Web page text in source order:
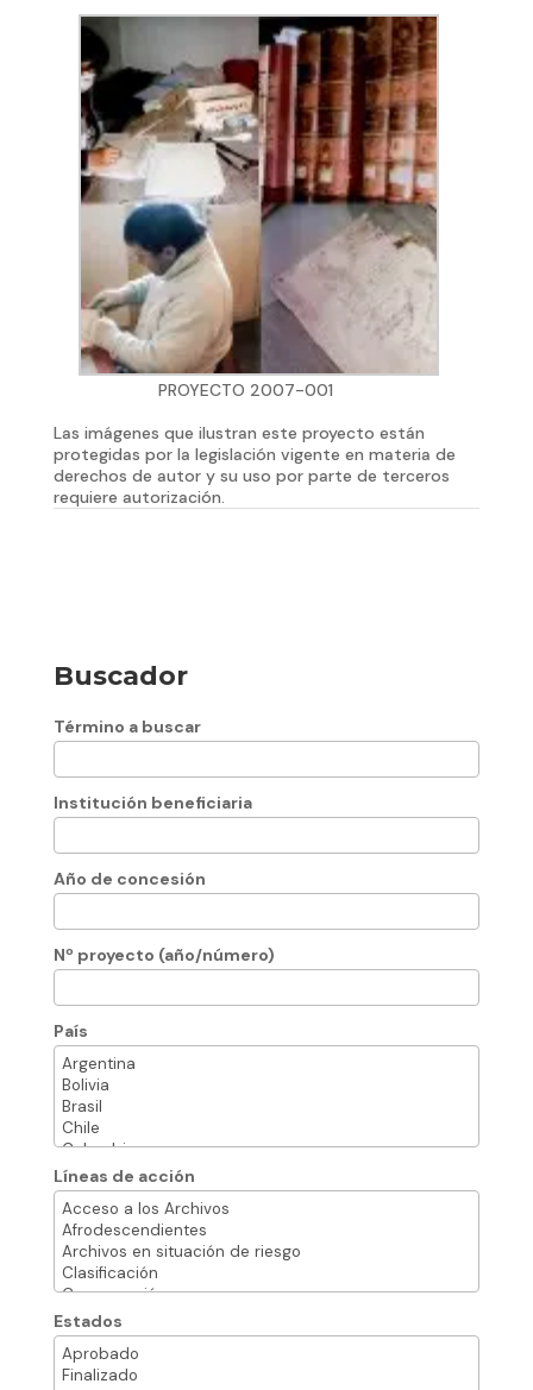
PROYECTO 2007-001
Las imágenes que ilustran este proyecto están
protegidas por la legislación vigente en materia de
derechos de autor y su uso por parte de terceros
requiere autorización.
Buscador
Término a buscar
Institución beneficiaria
Año de concesión
Nº proyecto (año/número)
País
Líneas de acción
Estados